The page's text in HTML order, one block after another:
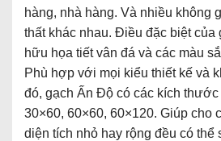
hàng, nhà hàng. Và nhiều không
thất khác nhau. Điều đặc biệt
hữu họa tiết vân đá và các màu
Phù hợp với mọi kiểu thiết kế và
đó, gạch Ấn Độ có các kích
30×60, 60×60, 60×120. Giúp cho
diện tích nhỏ hay rộng đều có